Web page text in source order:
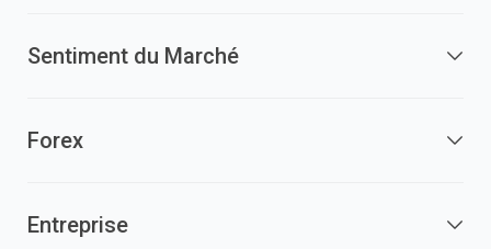
Sentiment du Marché
Forex
Entreprise